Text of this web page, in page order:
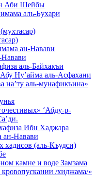
Аби Шейбы
аль-Бухари
ан-Навави
аль-Байхакъи
Ну’айма аль-Асфахани
на’ту аль-мунафикъина»
‘Абду-р-
Ибн Хаджара
ан-Навави
(аль-Къудси)
камне и воде Замзама
/хиджама/»